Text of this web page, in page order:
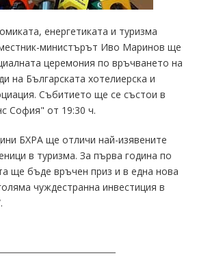
енергетиката и туризма
министърът Иво Маринов ще
церемония по връчването на
на Българската хотелиерска и
Събитието ще се състои в
София" от 19:30 ч.
БХРА ще отличи най-изявените
в туризма. За първа година по
ще бъде връчен приз и в една нова
чуждестранна инвестиция в